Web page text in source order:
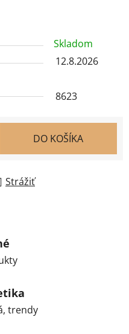
Skladom
12.8.2026
8623
DO KOŠÍKA
Strážiť
trendy